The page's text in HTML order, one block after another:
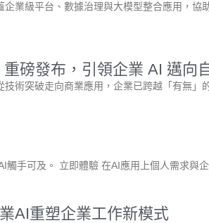
業級平台、數據治理與大模型整合應用，
磅發布，引領企業 AI 邁向
突破走向商業應用，企業已跨越「有無」
手可及。 立即體驗 在AI應用上個人需求與
AI重塑企業工作新模式